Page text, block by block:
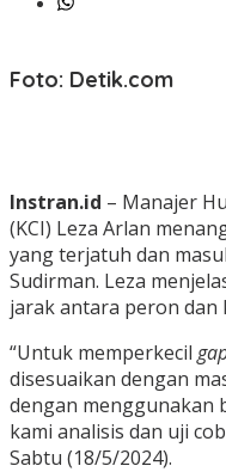
Foto: Detik.com
Instran.id – Manajer
(KCI) Leza Arlan
yang terjatuh dan
Sudirman. Leza
jarak antara peron dan
“Untuk memperkecil
disesuaikan dengan
dengan menggunakan
kami analisis dan uji
Sabtu (18/5/2024).